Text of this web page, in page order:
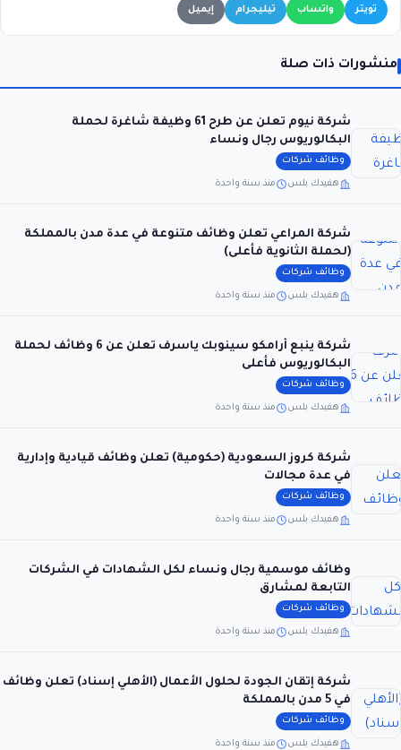
تويتر واتساب تيليجرام إيميل
منشورات ذات صلة
شركة نيوم تعلن عن طرح 61 وظيفة شاغرة لحملة
البكالوريوس رجال ونساء
وظائف شركات
هفيدك بلس منذ سنة واحدة
شركة المراعي تعلن وظائف متنوعة في عدة مدن بالمملكة
(لحملة الثانوية فأعلى)
وظائف شركات
هفيدك بلس منذ سنة واحدة
شركة ينبع أرامكو سينوبك ياسرف تعلن عن 6 وظائف لحملة
البكالوريوس فأعلى
وظائف شركات
هفيدك بلس منذ سنة واحدة
شركة كروز السعودية (حكومية) تعلن وظائف قيادية وإدارية
في عدة مجالات
وظائف شركات
هفيدك بلس منذ سنة واحدة
وظائف موسمية رجال ونساء لكل الشهادات في الشركات
التابعة لمشارق
وظائف شركات
هفيدك بلس منذ سنة واحدة
شركة إتقان الجودة لحلول الأعمال (الأهلي إسناد) تعلن وظائف
في 5 مدن بالمملكة
وظائف شركات
هفيدك بلس منذ سنة واحدة